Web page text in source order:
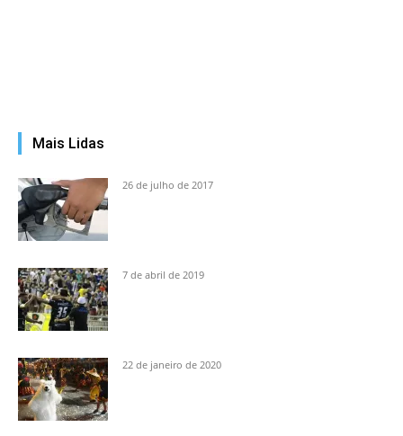
Mais Lidas
26 de julho de 2017
7 de abril de 2019
22 de janeiro de 2020